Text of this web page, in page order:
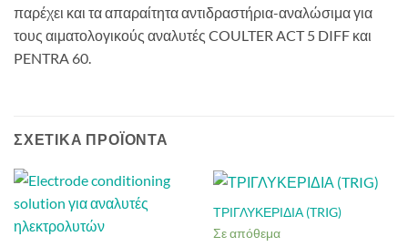
παρέχει και τα απαραίτητα αντιδραστήρια-αναλώσιμα για
τους αιματολογικούς αναλυτές COULTER ACT 5 DIFF και
PENTRA 60.
ΣΧΕΤΙΚΆ ΠΡΟΪΌΝΤΑ
ΤΡΙΓΛΥΚΕΡΙΔΙΑ (TRIG)
Σε απόθεμα